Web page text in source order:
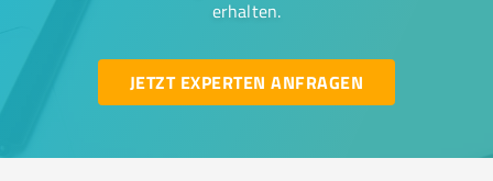
erhalten.
JETZT EXPERTEN ANFRAGEN